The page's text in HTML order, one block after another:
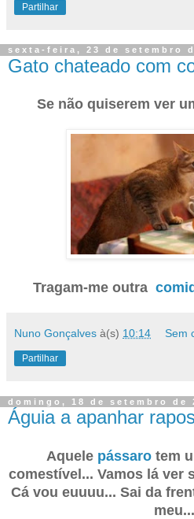
Partilhar
sexta-feira, 23 de setembro
Gato chateado com
Se não quiserem ver
Tragam-me outra
Nuno Gonçalves à(s) 10:14 Sem
Partilhar
domingo, 18 de setembro de
Águia a apanhar
Aquele pássaro tem
comestível... Vamos lá ver
Cá vou euuuu... Sai da